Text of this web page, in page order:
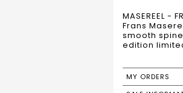
MASEREEL
Frans
smooth
edition
MY ORDERS